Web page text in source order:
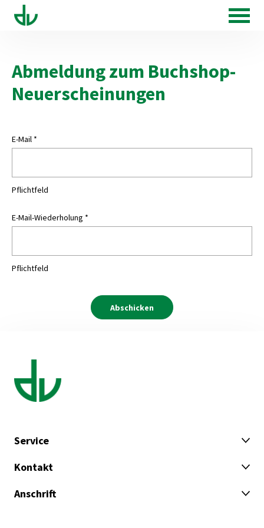
Abmeldung zum Buchshop-
Neuerscheinungen
E-Mail *
Pflichtfeld
E-Mail-Wiederholung *
Pflichtfeld
Service
Kontakt
Anschrift